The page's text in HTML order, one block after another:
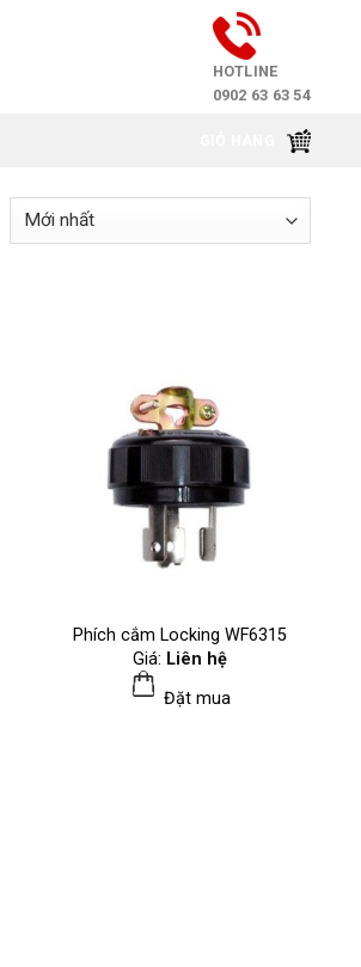
HOTLINE
0902 63 63 54
Phích cắm Locking WF6315
Giá: Liên hệ
Đặt mua